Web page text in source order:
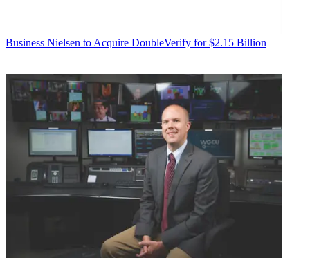
Business Nielsen to Acquire DoubleVerify for $2.15 Billion